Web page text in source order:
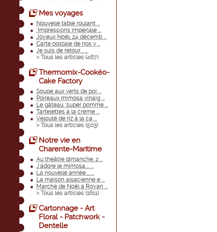
Mes voyages
Nouvelle table roulant ...
"Impressions impériale ...
Joyeux Noël, 24 décemb ...
Carte postale de nos v ...
Je suis de retour.... ...
> Tous les articles (467)
Thermomix-Cookéo-
Cake Factory
Soupe aux verts de poi ...
Poireaux mimosa vinaig ...
Le gâteau "super pomme ...
Tartelettes à la crème ...
Velouté de riz à la ca ...
> Tous les articles (503)
Notre vie en
Charente-Maritime
Au théâtre dimanche, 2 ...
J'adore le mimosa.... ...
La nouvelle année.... ...
La maison alsacienne e ...
Marché de Noël à Royan ...
> Tous les articles (1611)
Cartonnage - Art
Floral - Patchwork -
Dentelle